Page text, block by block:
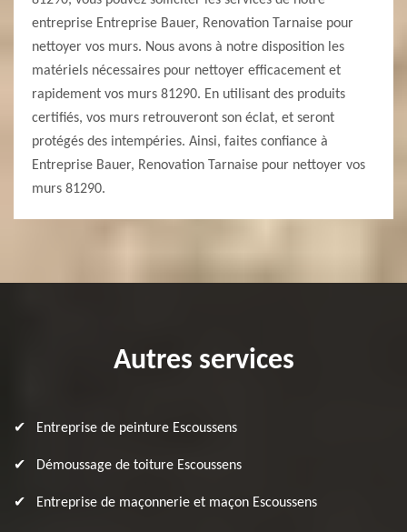
entreprise Entreprise Bauer, Renovation Tarnaise pour
nettoyer vos murs. Nous avons à notre disposition les
matériels nécessaires pour nettoyer efficacement et
rapidement vos murs 81290. En utilisant des produits
certifiés, vos murs retrouveront son éclat, et seront
protégés des intempéries. Ainsi, faites confiance à
Entreprise Bauer, Renovation Tarnaise pour nettoyer vos
murs 81290.
Autres services
Entreprise de peinture Escoussens
Démoussage de toiture Escoussens
Entreprise de maçonnerie et maçon Escoussens